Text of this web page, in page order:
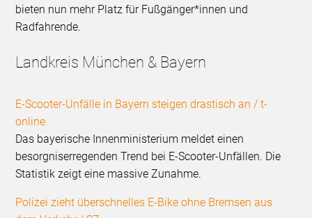
bieten nun mehr Platz für Fußgänger*innen und
Radfahrende.
Landkreis München & Bayern
E-Scooter-Unfälle in Bayern steigen drastisch an / t-
online
Das bayerische Innenministerium meldet einen
besorgniserregenden Trend bei E-Scooter-Unfällen. Die
Statistik zeigt eine massive Zunahme.
Polizei zieht überschnelles E-Bike ohne Bremsen aus